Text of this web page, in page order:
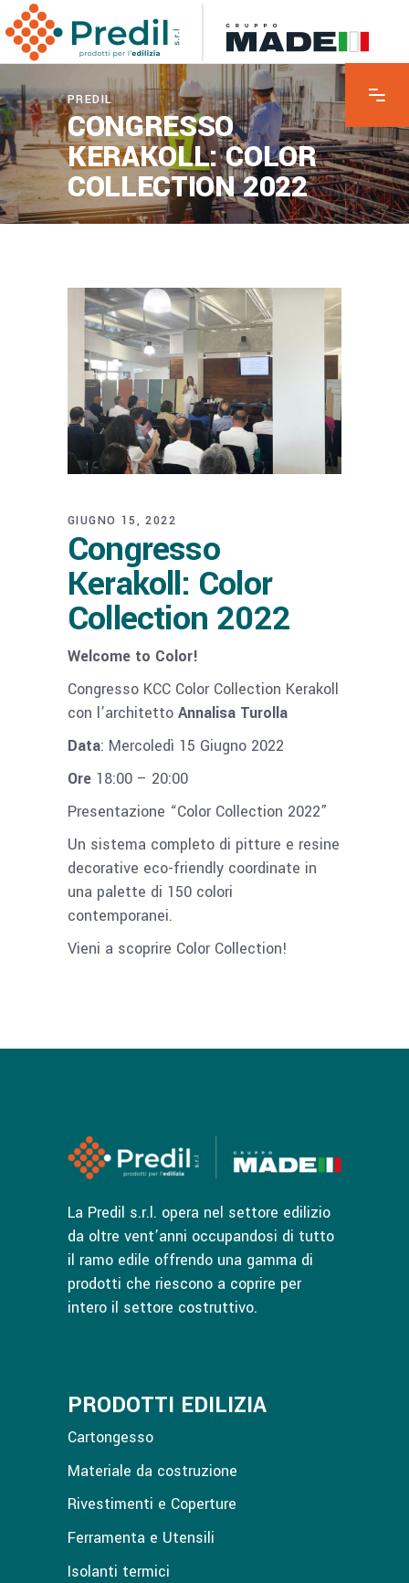
PREDIL
CONGRESSO
KERAKOLL: COLOR
COLLECTION 2022
GIUGNO 15, 2022
Congresso
Kerakoll: Color
Collection 2022
Welcome to Color!
Congresso KCC Color Collection Kerakoll
con l’architetto Annalisa Turolla
Data: Mercoledì 15 Giugno 2022
Ore 18:00 – 20:00
Presentazione “Color Collection 2022”
Un sistema completo di pitture e resine
decorative eco-friendly coordinate in
una palette di 150 colori
contemporanei.
Vieni a scoprire Color Collection!
La Predil s.r.l. opera nel settore edilizio
da oltre vent’anni occupandosi di tutto
il ramo edile offrendo una gamma di
prodotti che riescono a coprire per
intero il settore costruttivo.
PRODOTTI EDILIZIA
Cartongesso
Materiale da costruzione
Rivestimenti e Coperture
Ferramenta e Utensili
Isolanti termici